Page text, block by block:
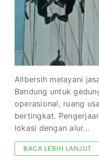
Allbersih melayani
Bandung untuk
operasional, ruang
bertingkat.
lokasi dengan alur…
BACA LEBIH LANJUT